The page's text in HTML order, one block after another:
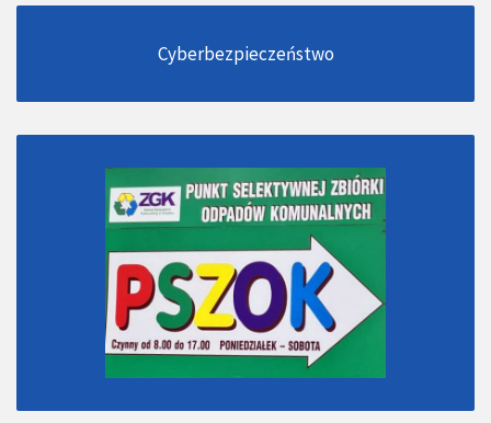
Cyberbezpieczeństwo